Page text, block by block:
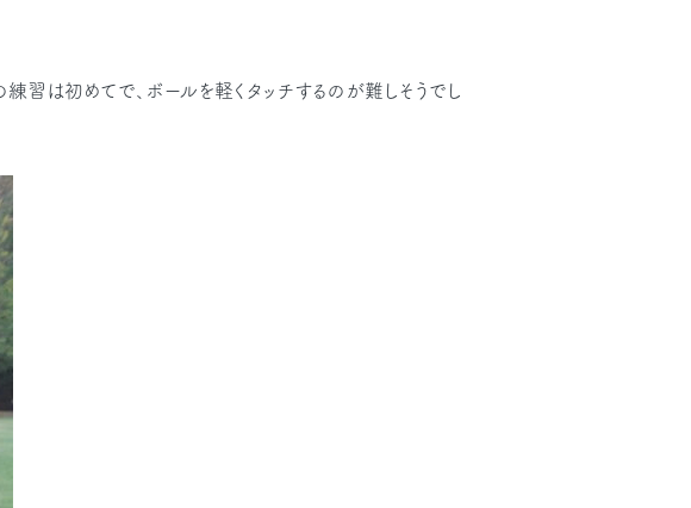
習は初めてで、ボールを軽くタッチするのが難しそうでし